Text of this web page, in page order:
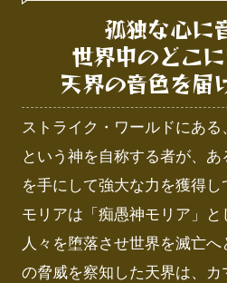
孤独な心に
世界中のどこに
天界の音色を届
ストライク・ワールドにあ
という神を自称する者が、
を手にして強大な力を獲得し
モリアは「痴愚神モリア」と
人々を堕落させ世界を滅亡
の脅威を察知した天界は、